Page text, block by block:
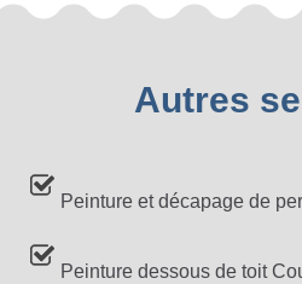
Autres
Peinture et décapage de
Peinture dessous de toit